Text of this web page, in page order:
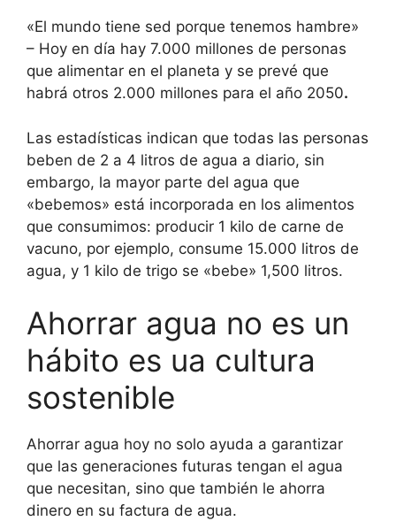
«El mundo tiene sed porque tenemos hambre»
– Hoy en día hay 7.000 millones de personas
que alimentar en el planeta y se prevé que
habrá otros 2.000 millones para el año 2050.
Las estadísticas indican que todas las personas
beben de 2 a 4 litros de agua a diario, sin
embargo, la mayor parte del agua que
«bebemos» está incorporada en los alimentos
que consumimos: producir 1 kilo de carne de
vacuno, por ejemplo, consume 15.000 litros de
agua, y 1 kilo de trigo se «bebe» 1,500 litros.
Ahorrar agua no es un
hábito es ua cultura
sostenible
Ahorrar agua hoy no solo ayuda a garantizar
que las generaciones futuras tengan el agua
que necesitan, sino que también le ahorra
dinero en su factura de agua.